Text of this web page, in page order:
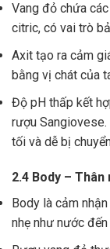
Vang đỏ chứa
citric, có vai trò
Axit tạo ra cảm
bằng vị chát của
Độ pH thấp kết
rượu
tối và dễ bị
2.4 Body – Thân
Body là cảm
nhẹ như nước